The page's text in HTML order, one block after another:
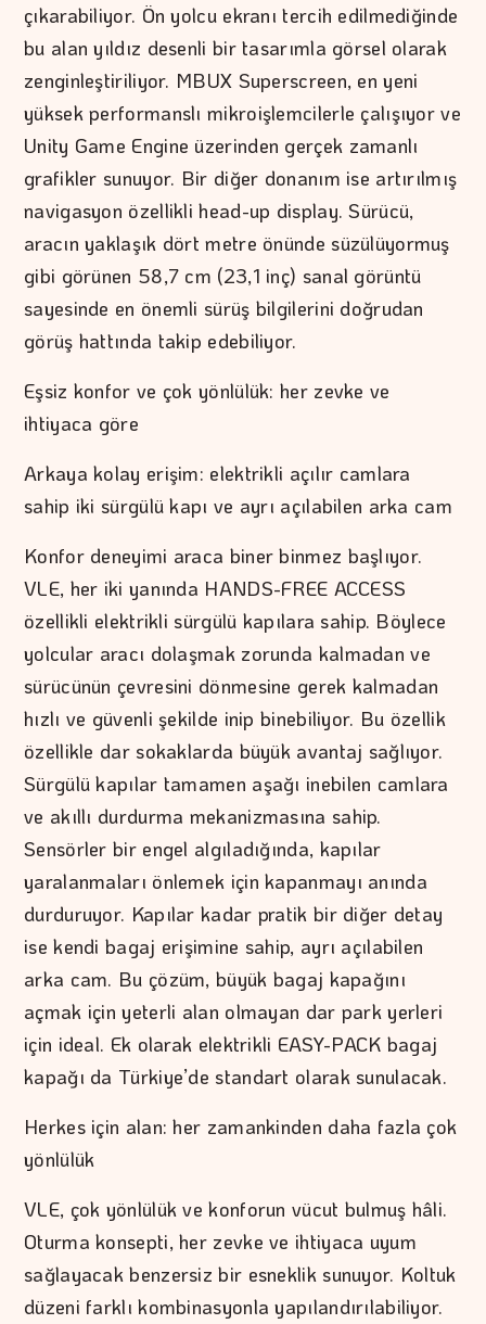
çıkarabiliyor. Ön yolcu ekranı tercih edilmediğinde
bu alan yıldız desenli bir tasarımla görsel olarak
zenginleştiriliyor. MBUX Superscreen, en yeni
yüksek performanslı mikroişlemcilerle çalışıyor ve
Unity Game Engine üzerinden gerçek zamanlı
grafikler sunuyor. Bir diğer donanım ise artırılmış
navigasyon özellikli head-up display. Sürücü,
aracın yaklaşık dört metre önünde süzülüyormuş
gibi görünen 58,7 cm (23,1 inç) sanal görüntü
sayesinde en önemli sürüş bilgilerini doğrudan
görüş hattında takip edebiliyor.
Eşsiz konfor ve çok yönlülük: her zevke ve
ihtiyaca göre
Arkaya kolay erişim: elektrikli açılır camlara
sahip iki sürgülü kapı ve ayrı açılabilen arka cam
Konfor deneyimi araca biner binmez başlıyor.
VLE, her iki yanında HANDS-FREE ACCESS
özellikli elektrikli sürgülü kapılara sahip. Böylece
yolcular aracı dolaşmak zorunda kalmadan ve
sürücünün çevresini dönmesine gerek kalmadan
hızlı ve güvenli şekilde inip binebiliyor. Bu özellik
özellikle dar sokaklarda büyük avantaj sağlıyor.
Sürgülü kapılar tamamen aşağı inebilen camlara
ve akıllı durdurma mekanizmasına sahip.
Sensörler bir engel algıladığında, kapılar
yaralanmaları önlemek için kapanmayı anında
durduruyor. Kapılar kadar pratik bir diğer detay
ise kendi bagaj erişimine sahip, ayrı açılabilen
arka cam. Bu çözüm, büyük bagaj kapağını
açmak için yeterli alan olmayan dar park yerleri
için ideal. Ek olarak elektrikli EASY-PACK bagaj
kapağı da Türkiye’de standart olarak sunulacak.
Herkes için alan: her zamankinden daha fazla çok
yönlülük
VLE, çok yönlülük ve konforun vücut bulmuş hâli.
Oturma konsepti, her zevke ve ihtiyaca uyum
sağlayacak benzersiz bir esneklik sunuyor. Koltuk
düzeni farklı kombinasyonla yapılandırılabiliyor.